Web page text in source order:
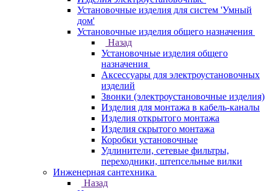
Установочные изделия для систем 'Умный
дом'
Установочные изделия общего назначения
Назад
Установочные изделия общего
назначения
Аксессуары для электроустановочных
изделий
Звонки (электроустановочные изделия)
Изделия для монтажа в кабель-каналы
Изделия открытого монтажа
Изделия скрытого монтажа
Коробки установочные
Удлинители, сетевые фильтры,
переходники, штепсельные вилки
Инженерная сантехника
Назад